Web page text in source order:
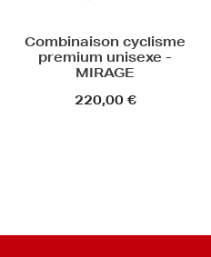
Combinaison cyclisme
premium unisexe -
MIRAGE
220,00 €